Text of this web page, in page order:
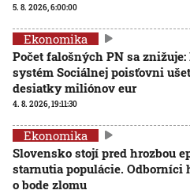
5. 8. 2026, 6:00:00
Ekonomika
Počet falošných PN sa znižuje:
systém Sociálnej poisťovni
desiatky miliónov eur
4. 8. 2026, 19:11:30
Ekonomika
Slovensko stojí pred hrozbou
starnutia populácie. Odborníci
o bode zlomu